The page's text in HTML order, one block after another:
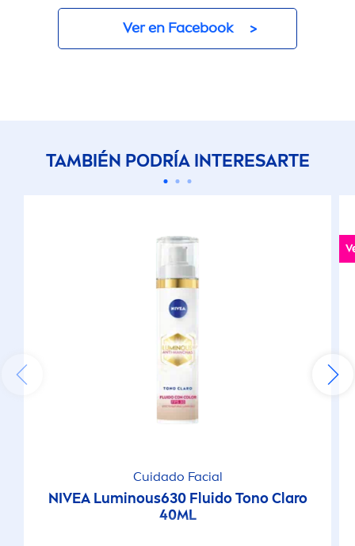
Ver en Facebook
TAMBIÉN PODRÍA INTERESARTE
Cuidado Facial
NIVEA Luminous630 Fluido Tono Claro
40ML